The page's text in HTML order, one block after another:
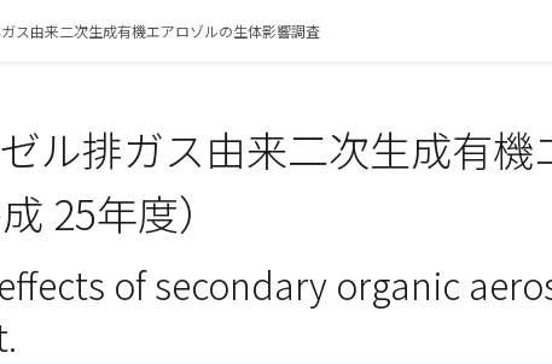
ス由来二次生成有機エアロゾルの生体影響調査
ル排ガス由来二次生成有
25年度）
of secondary organic